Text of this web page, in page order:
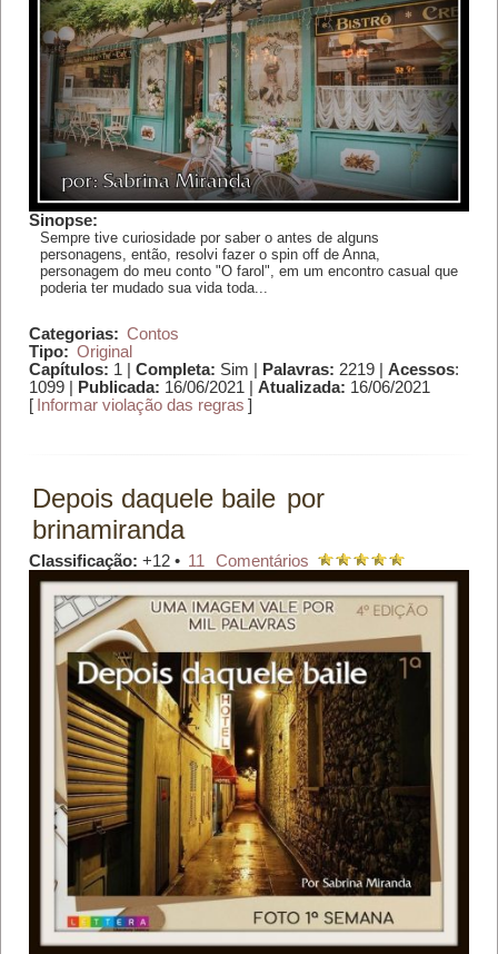
Sinopse:
Sempre tive curiosidade por saber o antes de alguns
personagens, então, resolvi fazer o spin off de Anna,
personagem do meu conto "O farol", em um encontro casual que
poderia ter mudado sua vida toda...
Categorias: Contos
Tipo: Original
Capítulos: 1 | Completa: Sim | Palavras: 2219 | Acessos:
1099 |
Publicada: 16/06/2021 | Atualizada: 16/06/2021
[ Informar violação das regras ]
Depois daquele baile por
brinamiranda
Classificação: +12 • 11 Comentários